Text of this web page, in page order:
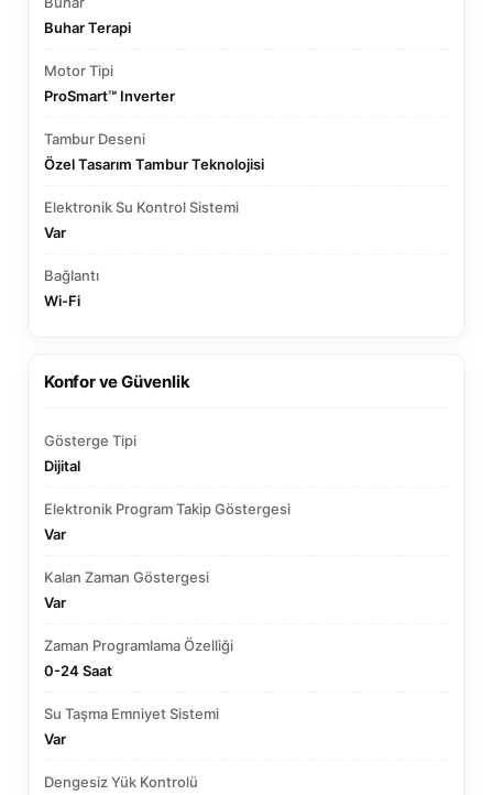
Buhar Terapi
Motor Tipi
ProSmart™ Inverter
Tambur Deseni
Özel Tasarım Tambur Teknolojisi
Elektronik Su Kontrol Sistemi
Var
Bağlantı
Wi-Fi
Konfor ve Güvenlik
Gösterge Tipi
Dijital
Elektronik Program Takip Göstergesi
Var
Kalan Zaman Göstergesi
Var
Zaman Programlama Özelliği
0-24 Saat
Su Taşma Emniyet Sistemi
Var
Dengesiz Yük Kontrolü